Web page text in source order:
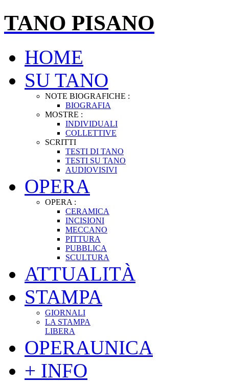
TANO PISANO
HOME
SU TANO
NOTE BIOGRAFICHE :
BIOGRAFIA
MOSTRE :
INDIVIDUALI
COLLETTIVE
SCRITTI
TESTI DI TANO
TESTI SU TANO
AUDIOVISIVI
OPERA
OPERA :
CERAMICA
INCISIONI
MECCANO
PITTURA
PUBBLICA
SCULTURA
ATTUALITÀ
STAMPA
GIORNALI
LA STAMPA
LIBERA
OPERAUNICA
+ INFO